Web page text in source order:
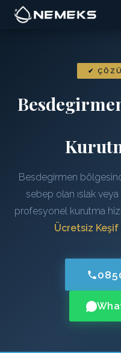
✔
Besdegirmen
sebep olan ıslak veya
profesyonel kurutma
Ücretsiz Keşif